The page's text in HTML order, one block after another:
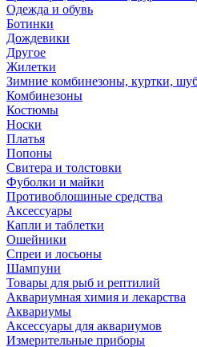
Одежда и обувь
Ботинки
Дождевики
Другое
Жилетки
Зимние комбинезоны, куртки,
Комбинезоны
Костюмы
Носки
Платья
Попоны
Свитера и толстовки
Фуболки и майки
Противоблошиные средства
Аксессуары
Капли и таблетки
Ошейники
Спреи и лосьоны
Шампуни
Товары для рыб и рептилий
Аквариумная химия и лекарства
Аквариумы
Аксессуары для аквариумов
Измерительные приборы